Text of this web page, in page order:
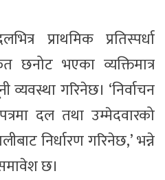
प्राथमिक प्रतिस्पर्धा
छनोट भएका व्यक्तिमात्र
व्यवस्था गरिनेछ। ‘निर्वाचन
दल तथा उम्मेदवारको
निर्धारण गरिनेछ,’ भन्ने
छ।